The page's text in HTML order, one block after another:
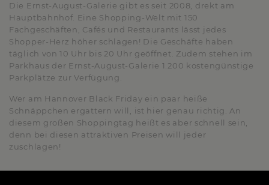
Die Ernst-August-Galerie gibt es seit 2008, drekt am
Hauptbahnhof. Eine Shopping-Welt mit 150
Fachgeschäften, Cafés und Restaurants lässt jedes
Shopper-Herz höher schlagen! Die Geschäfte haben
täglich von 10 Uhr bis 20 Uhr geöffnet. Zudem stehen im
Parkhaus der Ernst-August-Galerie 1.200 kostengünstige
Parkplätze zur Verfügung.
Wer am Hannover Black Friday ein paar heiße
Schnäppchen ergattern will, ist hier genau richtig. An
diesem großen Shoppingtag heißt es aber schnell sein,
denn bei diesen attraktiven Preisen will jeder
zuschlagen!